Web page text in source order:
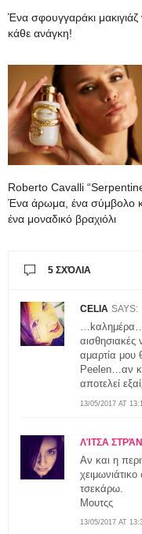
Ένα σφουγγαράκι μακιγιάζ
κάθε ανάγκη!
Roberto Cavalli
Ένα άρωμα, ένα σύμβολο
ένα μοναδικό βραχιόλι
5 ΣΧΌΛΙΑ
CELIA SAYS:
13/05/2017 AT
αμαρτία
Peelen…αν
αποτελεί
ΛΊΤΣΑ
13/05/2017 AT
Αν και η
τσεκάρω.
Μουτςς